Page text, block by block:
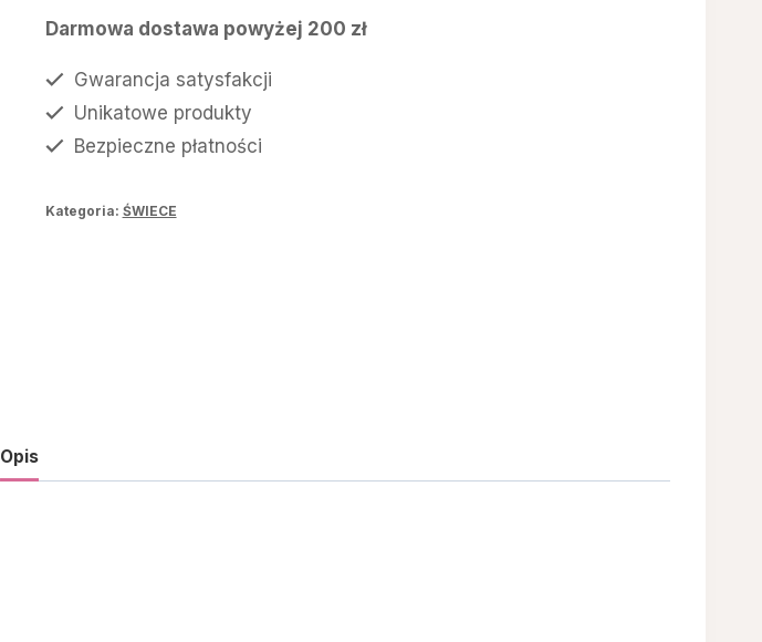
BUENO
Darmowa dostawa powyżej 200 zł
Gwarancja satysfakcji
Unikatowe produkty
Bezpieczne płatności
Kategoria: ŚWIECE
Opis